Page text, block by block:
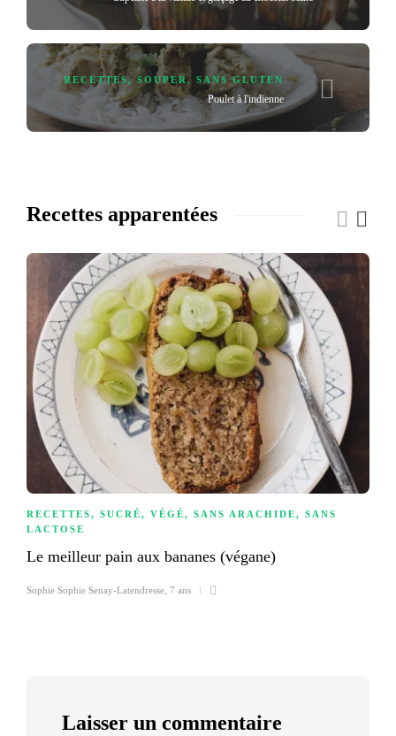
RECETTES,SOUPER, SANS GLUTEN
Poulet à l'indienne
Recettes apparentées
RECETTES, SUCRÉ, VÉGÉ, SANS ARACHIDE, SANS
LACTOSE
Le meilleur pain aux bananes (végane)
Sophie Sophie Senay-Latendresse 7 ans
Laisser un commentaire